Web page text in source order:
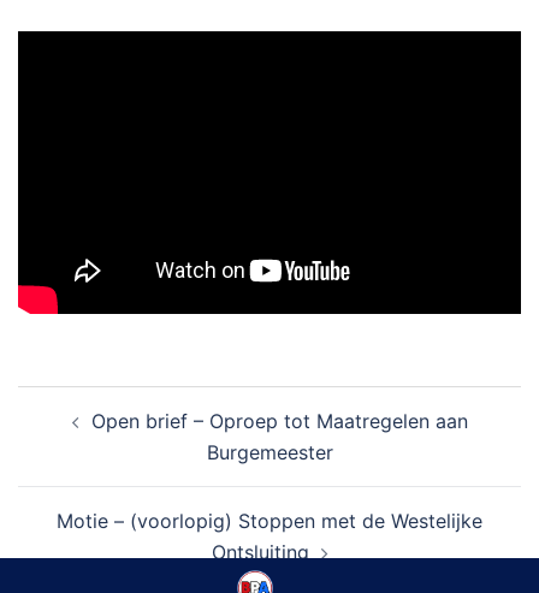
navigatieOpen brief – Oproep tot Maatregelen aan
Burgemeester
Motie – (voorlopig) Stoppen met de Westelijke
Ontsluiting